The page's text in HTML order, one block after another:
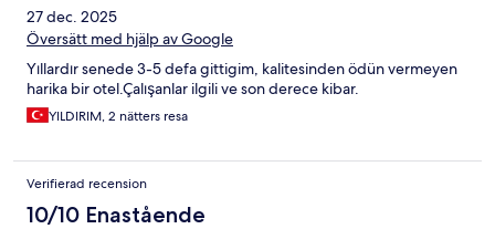
27 dec. 2025
Översätt med hjälp av Google
Yıllardır senede 3-5 defa gittigim, kalitesinden ödün vermeyen
harika bir otel.Çalışanlar ilgili ve son derece kibar.
YILDIRIM, 2 nätters resa
Verifierad recension
10/10 Enastående